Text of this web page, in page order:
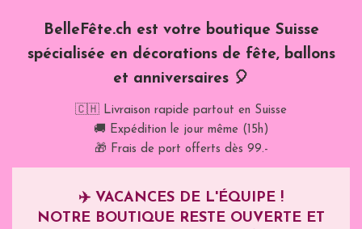
BelleFête.ch est votre boutique Suisse
spécialisée en décorations de fête, ballons
et anniversaires 🎈
🇨🇭 Livraison rapide partout en Suisse
🚚 Expédition le jour même (15h)
🎁 Frais de port offerts dès 99.-
✈️ VACANCES DE L'ÉQUIPE !
NOTRE BOUTIQUE RESTE OUVERTE ET